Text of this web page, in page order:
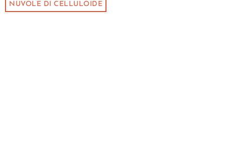
NUVOLE DI CELLULOIDE